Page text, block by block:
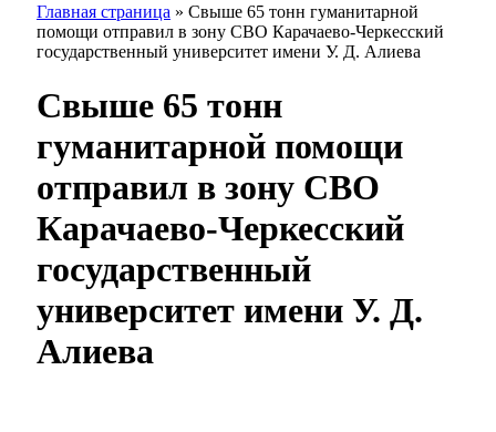
Главная страница » Свыше 65 тонн гуманитарной
помощи отправил в зону СВО Карачаево-Черкесский
государственный университет имени У. Д. Алиева
Свыше 65 тонн
гуманитарной помощи
отправил в зону СВО
Карачаево-Черкесский
государственный
университет имени У. Д.
Алиева